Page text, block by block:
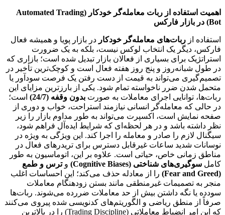
اهمیت استفاده از ربات معامله‌گر خودکار (Automated Trading
Bot) در بازار فارکس
استفاده از ربات‌های معامله‌گر خودکار در بازار پویا و همیشه فعال
فارکس، دیگر یک انتخاب لوکس نیست، بلکه به یک ضرورت
استراتژیک برای بسیاری از فعالان بازار تبدیل شده است؛ بازاری که
در طول شبانه‌روز و پنج روز هفته فعال است و کوچک‌ترین تأخیر در
تصمیم‌گیری می‌تواند به قیمت از دست رفتن یک فرصت سودآور یا
متحمل شدن ضرر ناخواسته تمام شود. یکی از بارزترین مزایای این
ربات‌ها، توانایی اجرای معاملات به صورت بدون وقفه (24/7)
است؛
در حالی که معامله‌گر انسانی نیازمند استراحت، خواب و دوری از
صفحه نمایش است، اکسپرت می‌تواند به طور مداوم بازار را زیر
نظر داشته باشد و در هر لحظه‌ای که شرایط ایده‌آل فراهم شود،
سیگنال لازم را صادر و معامله را اجرا کند. این ویژگی به ویژه در
نوسانات شدید ساعات غیرقابل دسترس برای تریدرهای فعال در
مناطق زمانی خاص، حیاتی است. علاوه بر این، اتوماسیون به طور
کامل سوگیری‌های شناختی (Cognitive Biases) وترس و طمع
(Fear and Greed)
را از معادله حذف می‌کند؛ این احساسات اغلب
منجر به تصمیمات غیرمنطقی مانند بستن زودهنگام معاملات
سودده یا نگه داشتن بیش از حد معاملات ضررده می‌شوند. ربات‌ها
صرفاً از منطق ریاضی و الگوریتم‌های کدنویسی شده پیروی می‌کنند
که این امر انضباط معاملاتی (Trading Discipline) را در بالاترین